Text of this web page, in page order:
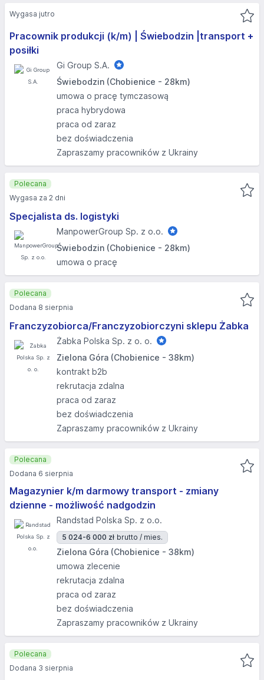
Pracownik produkcji (k/m) | Świebodzin |transport +
posiłki
Gi Group S.A.
Świebodzin (Chobienice - 28km)
umowa o pracę tymczasową
praca hybrydowa
praca od zaraz
bez doświadczenia
Zapraszamy pracowników z Ukrainy
Wygasa jutro
Specjalista ds. logistyki
ManpowerGroup Sp. z o.o.
Świebodzin (Chobienice - 28km)
umowa o pracę
Polecana
Wygasa za 2 dni
Franczyzobiorca/Franczyzobiorczyni sklepu Żabka
Żabka Polska Sp. z o. o.
Zielona Góra (Chobienice - 38km)
kontrakt b2b
rekrutacja zdalna
praca od zaraz
bez doświadczenia
Zapraszamy pracowników z Ukrainy
Polecana
Dodana 8 sierpnia
Magazynier k/m darmowy transport - zmiany
dzienne - możliwość nadgodzin
Randstad Polska Sp. z o.o.
5 024-6 000 zł brutto / mies.
Zielona Góra (Chobienice - 38km)
umowa zlecenie
rekrutacja zdalna
praca od zaraz
bez doświadczenia
Zapraszamy pracowników z Ukrainy
Polecana
Dodana 6 sierpnia
Polecana
Dodana 3 sierpnia